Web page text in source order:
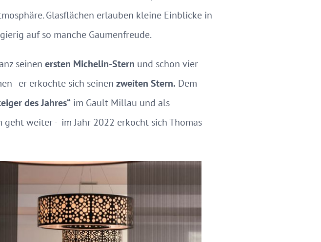
Glasflächen erlauben kleine Einblicke in
auf so manche Gaumenfreude.
seinen ersten Michelin-Stern und schon vier
- er erkochte sich seinen zweiten Stern. Dem
des Jahres“ im Gault Millau und als
geht weiter - im Jahr 2022 erkocht sich Thomas